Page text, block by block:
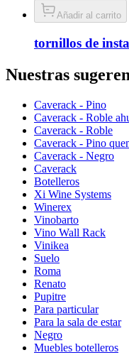
Añadir al carrito
tornillos de
Nuestras
Caverack - Pino
Caverack - Roble
Caverack - Roble
Caverack - Pino
Caverack - Negro
Caverack
Botelleros
Xi Wine Systems
Winerex
Vinobarto
Vino Wall Rack
Vinikea
Suelo
Roma
Renato
Pupitre
Para particular
Para la sala de estar
Negro
Muebles botelleros